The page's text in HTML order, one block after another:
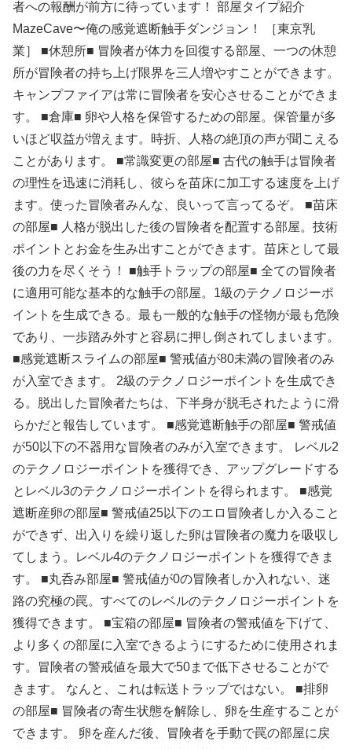
者への報酬が前方に待っています！ 部屋タイプ紹介
MazeCave〜俺の感覚遮断触手ダンジョン！ ［東京乳
業］ ■休憩所■ 冒険者が体力を回復する部屋、一つの休憩
所が冒険者の持ち上げ限界を三人増やすことができます。
キャンプファイアは常に冒険者を安心させることができま
す。 ■倉庫■ 卵や人格を保管するための部屋。保管量が多
いほど収益が増えます。時折、人格の絶頂の声が聞こえる
ことがあります。 ■常識変更の部屋■ 古代の触手は冒険者
の理性を迅速に消耗し、彼らを苗床に加工する速度を上げ
ます。使った冒険者みんな、良いって言ってるぞ。 ■苗床
の部屋■ 人格が脱出した後の冒険者を配置する部屋。技術
ポイントとお金を生み出すことができます。苗床として最
後の力を尽くそう！ ■触手トラップの部屋■ 全ての冒険者
に適用可能な基本的な触手の部屋。1級のテクノロジーポ
イントを生成できる。最も一般的な触手の怪物が最も危険
であり、一歩踏み外すと容易に押し倒されてしまいます。
■感覚遮断スライムの部屋■ 警戒値が80未満の冒険者のみ
が入室できます。 2級のテクノロジーポイントを生成でき
る。脱出した冒険者たちは、下半身が脱毛されたように滑
らかだと報告しています。 ■感覚遮断触手の部屋■ 警戒値
が50以下の不器用な冒険者のみが入室できます。 レベル2
のテクノロジーポイントを獲得でき、アップグレードする
とレベル3のテクノロジーポイントを得られます。 ■感覚
遮断産卵の部屋■ 警戒値25以下のエロ冒険者しか入ること
ができず、出入りを繰り返した卵は冒険者の魔力を吸収し
てしまう。レベル4のテクノロジーポイントを獲得できま
す。 ■丸呑み部屋■ 警戒値が0の冒険者しか入れない、迷
路の究極の罠。すべてのレベルのテクノロジーポイントを
獲得できます。 ■宝箱の部屋■ 冒険者の警戒値を下げて、
より多くの部屋に入室できるようにするために使用されま
す。冒険者の警戒値を最大で50まで低下させることがで
きます。 なんと、これは転送トラップではない。 ■排卵
の部屋■ 冒険者の寄生状態を解除し、卵を生産することが
できます。 卵を産んだ後、冒険者を手動で罠の部屋に戻